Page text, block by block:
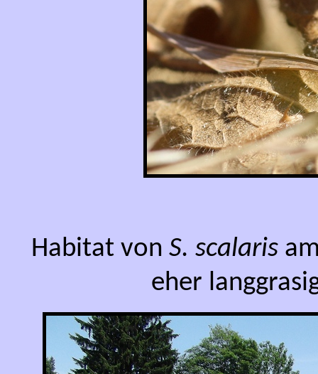
Habitat von S. scalaris
eher